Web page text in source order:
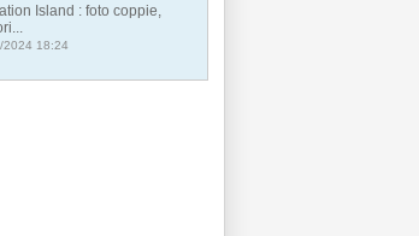
Island : foto coppie,
2024 18:24